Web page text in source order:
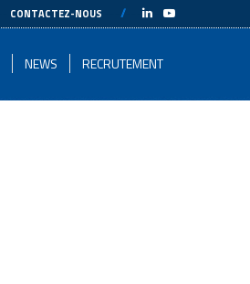
CONTACTEZ-NOUS //
NEWS RECRUTEMENT